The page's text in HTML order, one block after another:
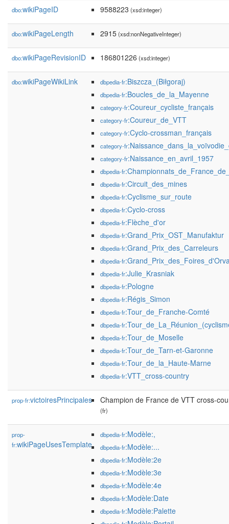
dbo:wikiPageID 9588223 (xsd:integer)
dbo:wikiPageLength 2915(xsd:nonNegativeInteger)
dbo:wikiPageRevisionID 186801226 (xsd:integer)
dbo:wikiPageWikiLink dbpedia-fr:Biszcza_(Biłgoraj)
dbpedia-fr:Boucles_de_la_Mayenne
category-fr:Coureur_cycliste_français
category-fr:Coureur_de_VTT
category-fr:Cyclo-crossman_français
category-fr
category-fr:Naissance_en_avril_1957
dbpedia-fr
dbpedia-fr:Circuit_des_mines
dbpedia-fr:Cyclisme_sur_route
dbpedia-fr:Cyclo-cross
dbpedia-fr:Flèche_d'or
dbpedia-fr:Grand_Prix_OST_Manufaktur
dbpedia-fr:Grand_Prix_des_Carreleurs
dbpedia-fr
dbpedia-fr:Julie_Krasniak
dbpedia-fr:Pologne
dbpedia-fr:Régis_Simon
dbpedia-fr:Tour_de_Franche-Comté
dbpedia-fr
dbpedia-fr:Tour_de_Moselle
dbpedia-fr:Tour_de_Tarn-et-Garonne
dbpedia-fr:Tour_de_la_Haute-Marne
dbpedia-fr:VTT_cross-country
prop-fr:victoiresPrincipales Champion de France de VTT cross-
(fr)
prop-
fr:wikiPageUsesTemplate
dbpedia-fr:Modèle:,
dbpedia-fr:Modèle:...
dbpedia-fr:Modèle:2e
dbpedia-fr:Modèle:3e
dbpedia-fr:Modèle:4e
dbpedia-fr:Modèle:Date
dbpedia-fr:Modèle:Palette